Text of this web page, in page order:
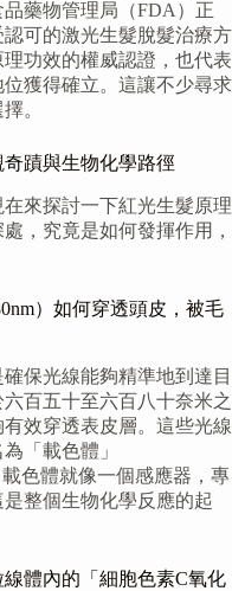
藥物管理局（FDA）正
可的激光生髮脫髮治療方
功效的權威認證，也代表
獲得確立。這讓不少尋求
。
蹟與生物化學路徑
來探討一下紅光生髮原理
，究竟是如何發揮作用，
）如何穿透頭皮，被毛
保光線能夠精準地到達目
百五十至六百八十奈米之
效穿透表皮層。這些光線
「載色體」
載色體就像一個感應器，專
整個生物化學反應的起
體內的「細胞色素C氧化